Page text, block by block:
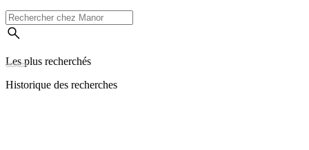
Les plus recherchés
Historique des recherches